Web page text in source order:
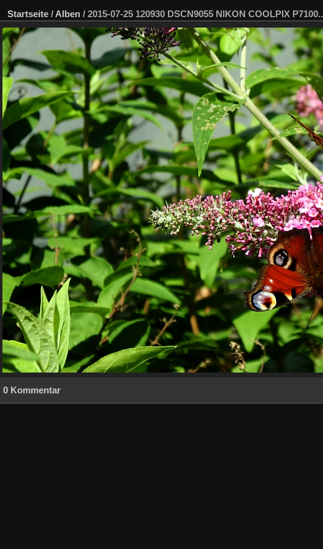
Startseite / Alben / 2015-07-25 120930 DSCN9055 NIKON COOLPIX P7100..
0 Kommentar